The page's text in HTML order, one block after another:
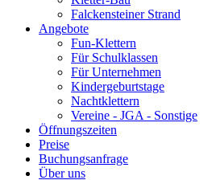
Falckensteiner Strand
Angebote
Fun-Klettern
Für Schulklassen
Für Unternehmen
Kindergeburtstage
Nachtklettern
Vereine - JGA - Sonstige
Öffnungszeiten
Preise
Buchungsanfrage
Über uns